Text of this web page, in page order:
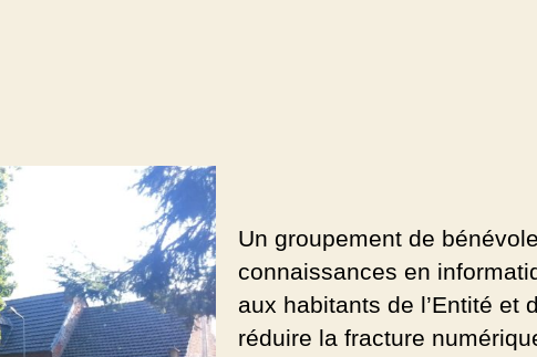
Un groupement de
connaissances en
aux habitants de l’Entité et
réduire la fracture